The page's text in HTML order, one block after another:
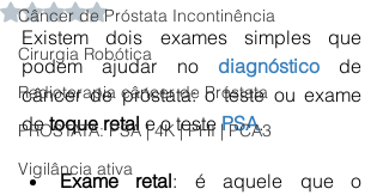
Câncer de Próstata Incontinência
Cirurgia Robótica
Radioterapia câncer de Próstata
PROSTATA: PSA | 4K | PHI | PCA3
Vigilância ativa
Avaliado com NaN de 5 estrelas.
Existem dois exames simples que
podem ajudar no diagnóstico de
câncer de próstata: o teste ou exame
de toque retal e o teste PSA.
Exame retal: é aquele que o